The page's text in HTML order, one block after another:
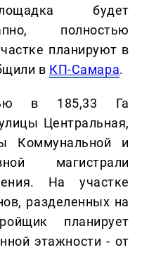
будет
полностью
планируют в
в КП-Самара.
в 185,33 Га
Центральная,
Коммунальной и
магистрали
На участке
разделенных на
планирует
этажности - от